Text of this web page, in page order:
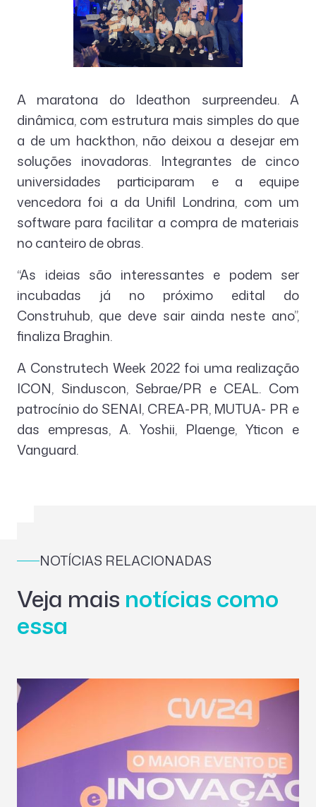
A maratona do Ideathon surpreendeu. A
dinâmica, com estrutura mais simples do que
a de um hackthon, não deixou a desejar em
soluções inovadoras. Integrantes de cinco
universidades participaram e a equipe
vencedora foi a da Unifil Londrina, com um
software para facilitar a compra de materiais
no canteiro de obras.
“As ideias são interessantes e podem ser
incubadas já no próximo edital do
Construhub, que deve sair ainda neste ano”,
finaliza Braghin.
A Construtech Week 2022 foi uma realização
ICON, Sinduscon, Sebrae/PR e CEAL. Com
patrocínio do SENAI, CREA-PR, MUTUA- PR e
das empresas, A. Yoshii, Plaenge, Yticon e
Vanguard.
NOTÍCIAS RELACIONADAS
Veja mais notícias como
essa